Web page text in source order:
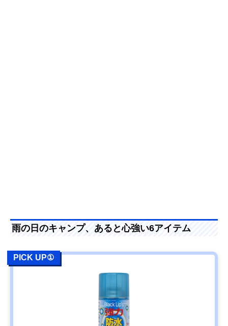
雨の日のキャンプ、あると心強い6アイテム
PICK UP①